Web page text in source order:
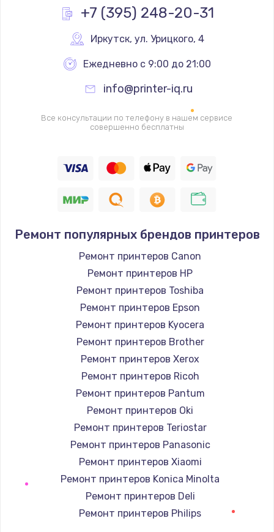
Заказать
Замена реле
Замена термопредохранителя
700 руб.
Замена ТЭНа
2500 руб.
Замена шнура
1400 руб.
Заказать
Замена / ремонт электронного модуля
управления
600 руб.
Заказать
Замена конфорки
1100 руб.
Заказать
Замена платы сенсора
900 руб.
Заказать
+7 (395) 248-20-31
Иркутск, ул. Урицкого, 4
Ежедневно с 9:00 до 21:00
info@printer-iq.ru
Все консультации по телефону в нашем сервисе
совершенно бесплатны
Ремонт популярных брендов принтеров
Ремонт принтеров Canon
Ремонт принтеров HP
Ремонт принтеров Toshiba
Ремонт принтеров Epson
Ремонт принтеров Kyocera
Ремонт принтеров Brother
Ремонт принтеров Xerox
Ремонт принтеров Ricoh
Ремонт принтеров Pantum
Ремонт принтеров Oki
Ремонт принтеров Teriostar
Ремонт принтеров Panasonic
Ремонт принтеров Xiaomi
Ремонт принтеров Konica Minolta
Ремонт принтеров Deli
Ремонт принтеров Philips